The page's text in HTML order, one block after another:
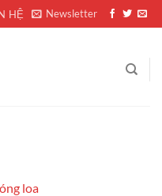
HỆ Newsletter
loa